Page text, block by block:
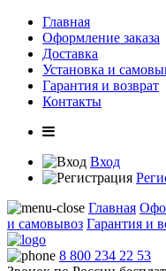
Главная
Оформление заказа
Доставка
Установка и
Гарантия и возврат
Контакты
Вход
Главная
и самовывоз Гарантия и
8 800 234 22 53